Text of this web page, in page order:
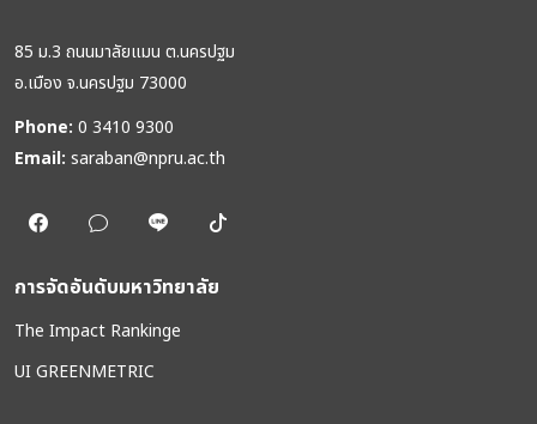
85 ม.3 ถนนมาลัยแมน ต.นครปฐม
อ.เมือง จ.นครปฐม 73000
Phone: 0 3410 9300
Email: saraban@npru.ac.th
การจัดอันดับมหาวิทยาลัย
The Impact Rankinge
UI GREENMETRIC